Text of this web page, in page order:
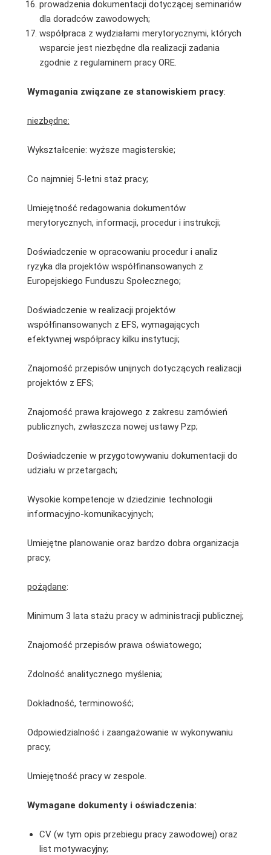
prowadzenia dokumentacji dotyczącej seminariów
dla doradców zawodowych;
współpraca z wydziałami merytorycznymi, których
wsparcie jest niezbędne dla realizacji zadania
zgodnie z regulaminem pracy ORE.
Wymagania związane ze stanowiskiem pracy:
niezbędne:
Wykształcenie: wyższe magisterskie;
Co najmniej 5-letni staż pracy;
Umiejętność redagowania dokumentów
merytorycznych, informacji, procedur i instrukcji;
Doświadczenie w opracowaniu procedur i analiz
ryzyka dla projektów współfinansowanych z
Europejskiego Funduszu Społecznego;
Doświadczenie w realizacji projektów
współfinansowanych z EFS, wymagających
efektywnej współpracy kilku instytucji;
Znajomość przepisów unijnych dotyczących realizacji
projektów z EFS;
Znajomość prawa krajowego z zakresu zamówień
publicznych, zwłaszcza nowej ustawy Pzp;
Doświadczenie w przygotowywaniu dokumentacji do
udziału w przetargach;
Wysokie kompetencje w dziedzinie technologii
informacyjno-komunikacyjnych;
Umiejętne planowanie oraz bardzo dobra organizacja
pracy;
pożądane:
Minimum 3 lata stażu pracy w administracji publicznej;
Znajomość przepisów prawa oświatowego;
Zdolność analitycznego myślenia;
Dokładność, terminowość;
Odpowiedzialność i zaangażowanie w wykonywaniu
pracy;
Umiejętność pracy w zespole.
Wymagane dokumenty i oświadczenia:
CV (w tym opis przebiegu pracy zawodowej) oraz
list motywacyjny;